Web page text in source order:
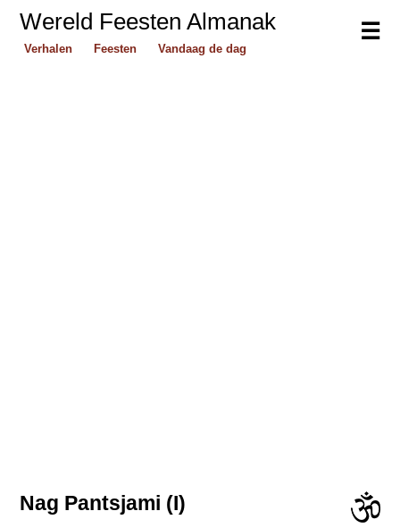
☰
Wereld Feesten Almanak
Verhalen Feesten Vandaag de dag
Nag Pantsjami (I)